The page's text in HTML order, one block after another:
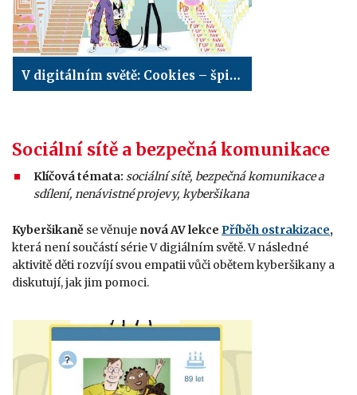
V digitálním světě: Cookies – špióni na internetu
Sociální sítě a bezpečná komunikace
Klíčová témata: sociální sítě, bezpečná komunikace a
sdílení, nenávistné projevy, kyberšikana
Kyberšikaně se věnuje nová AV lekce Příběh ostrakizace,
která není součástí série V digiálním světě. V následné
aktivitě děti rozvíjí svou empatii vůči obětem kyberšikany a
diskutují, jak jim pomoci.